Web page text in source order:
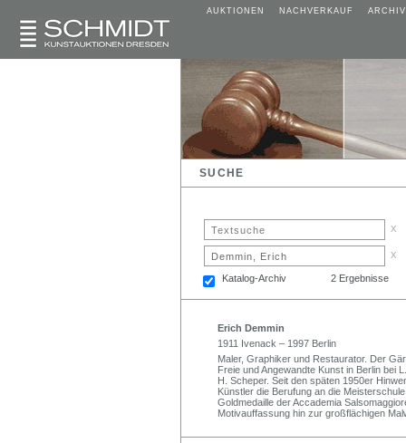
AUKTIONEN NACHVERKAUF ARCHIV
SUCHE
x
x
Katalog-Archiv 2 Ergebnisse
Erich Demmin
1911 Ivenack – 1997 Berlin
Maler, Graphiker und Restaurator. Der
Freie und Angewandte Kunst in Berlin bei
H. Scheper. Seit den späten 1950er
Künstler die Berufung an die
Goldmedaille der Accademia
Motivauffassung hin zur großflächigen